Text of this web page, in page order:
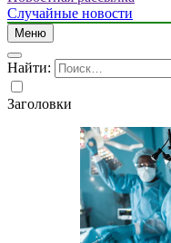
Случайные новости
Меню
Найти:
Заголовки